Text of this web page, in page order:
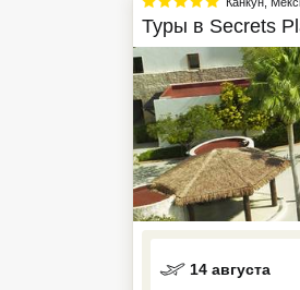
Туры в Secrets
14 августа
Большой Сочи
Кав Мин Воды
Экскурсионные туры